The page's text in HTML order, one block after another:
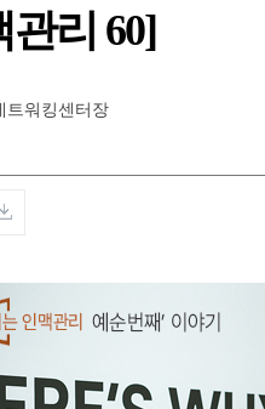
관리 60]
트워킹센터장